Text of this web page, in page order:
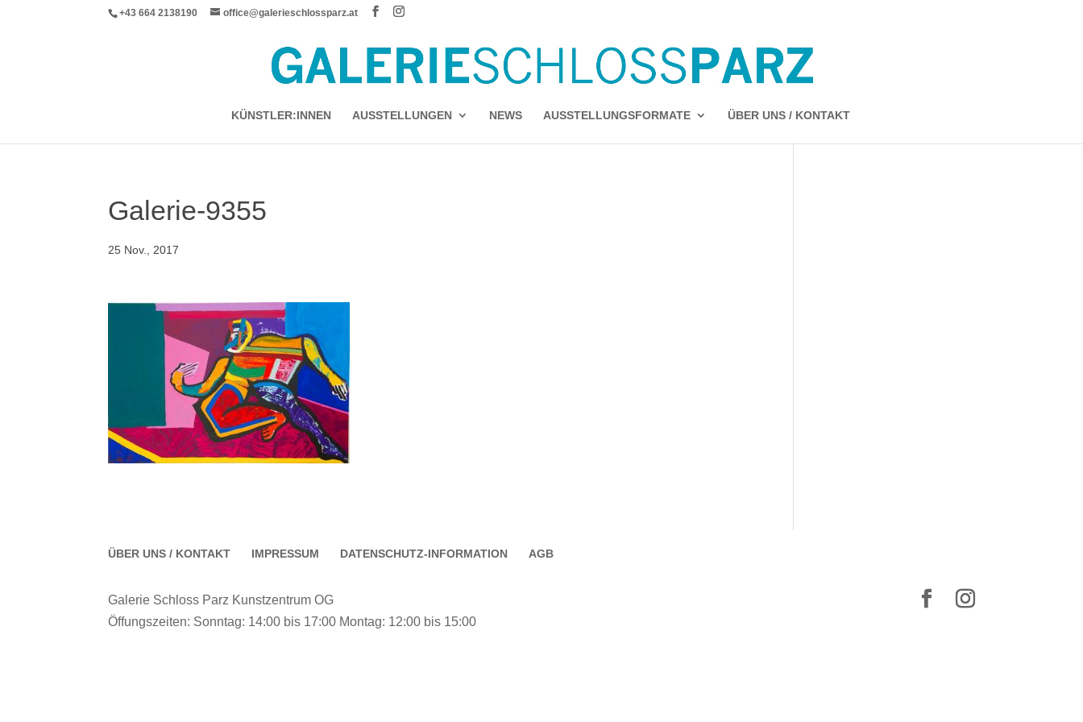
+43 664 2138190 office@galerieschlossparz.at
KÜNSTLER:INNEN AUSSTELLUNGEN NEWS AUSSTELLUNGSFORMATE ÜBER UNS / KONTAKT
Galerie-9355
25 Nov., 2017
ÜBER UNS / KONTAKT IMPRESSUM DATENSCHUTZ-INFORMATION AGB
Galerie Schloss Parz Kunstzentrum OG
Öffungszeiten: Sonntag: 14:00 bis 17:00 Montag: 12:00 bis 15:00